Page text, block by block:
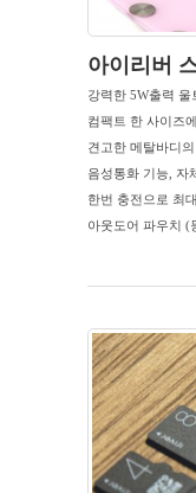
아이리버
강력한 5W출력 울
컴팩트 한 사이즈
견고한 메탈바디
음성통화 기능, 자
한번 충전으로 최
아웃도어 파우치 (